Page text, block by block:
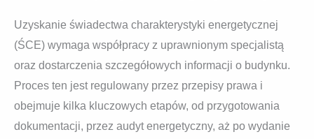
Uzyskanie świadectwa charakterystyki energetycznej
(ŚCE) wymaga współpracy z uprawnionym specjalistą
oraz dostarczenia szczegółowych informacji o budynku.
Proces ten jest regulowany przez przepisy prawa i
obejmuje kilka kluczowych etapów, od przygotowania
dokumentacji, przez audyt energetyczny, aż po wydanie